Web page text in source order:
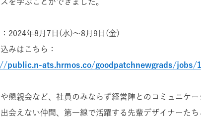
2024年8月7日(水)〜8月9日(金)
みはこちら：
public.n-ats.hrmos.co/goodpatchnewgrads/jobs/
懇親会など、社員のみならず経営陣とのコミュニケ
会えない仲間、第一線で活躍する先輩デザイナーた